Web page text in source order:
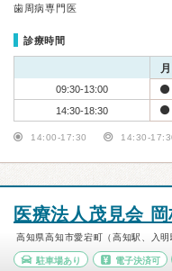
歯周病専門医
診療時間
月
09:30-13:00
14:30-18:30
14:00-17:30 14:30-
医療法人茂見会
高知県高知市愛宕町（高知駅、入明
駐車場あり 電子決済可